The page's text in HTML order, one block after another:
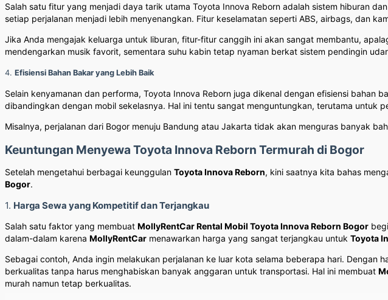
Salah satu fitur yang menjadi daya tarik utama Toyota Innova Reborn adalah sistem hiburan
setiap perjalanan menjadi lebih menyenangkan. Fitur keselamatan seperti ABS, airbags, dan
Jika Anda mengajak keluarga untuk liburan, fitur-fitur canggih ini akan sangat membantu,
mendengarkan musik favorit, sementara suhu kabin tetap nyaman berkat sistem pendingin
4. Efisiensi Bahan Bakar yang Lebih Baik
Selain kenyamanan dan performa, Toyota Innova Reborn juga dikenal dengan efisiensi
dibandingkan dengan mobil sekelasnya. Hal ini tentu sangat menguntungkan, terutama untuk
Misalnya, perjalanan dari Bogor menuju Bandung atau Jakarta tidak akan menguras banyak
Keuntungan Menyewa Toyota Innova Reborn Termurah di Bogor
Setelah mengetahui berbagai keunggulan Toyota Innova Reborn, kini saatnya kita bahas
Bogor.
1. Harga Sewa yang Kompetitif dan Terjangkau
Salah satu faktor yang membuat MollyRentCar Rental Mobil Toyota Innova Reborn Bogor
dalam-dalam karena MollyRentCar menawarkan harga yang sangat terjangkau untuk Toyota
Sebagai contoh, Anda ingin melakukan perjalanan ke luar kota selama beberapa hari.
berkualitas tanpa harus menghabiskan banyak anggaran untuk transportasi. Hal ini membuat
murah namun tetap berkualitas.